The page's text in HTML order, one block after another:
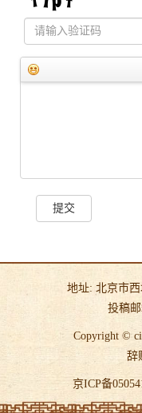
提交
地址: 北京市
投稿邮
Copyright ©
辞
京ICP备